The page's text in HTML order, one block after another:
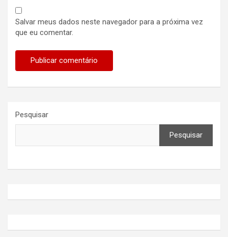
Salvar meus dados neste navegador para a próxima vez
que eu comentar.
Pesquisar
Pesquisar